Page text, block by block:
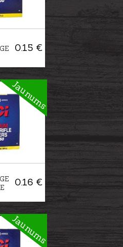
0.15 €
Jaunums
0.16 €
Jaunums